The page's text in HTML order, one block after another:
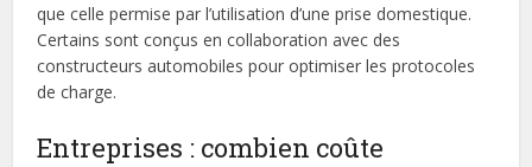
que celle permise par l’utilisation d’une prise domestique.
Certains sont conçus en collaboration avec des
constructeurs automobiles pour optimiser les protocoles
de charge.
Entreprises : combien coûte